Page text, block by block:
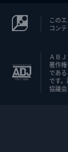
この
コン
ＡＢ
著作
であ
です
協議会